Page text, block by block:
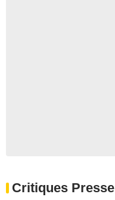
Critiques Presse